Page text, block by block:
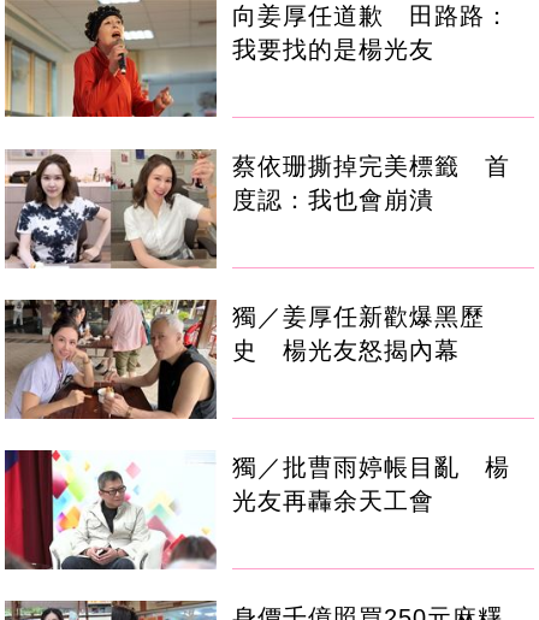
向姜厚任道歉 田路路：
我要找的是楊光友
蔡依珊撕掉完美標籤 首
度認：我也會崩潰
獨／姜厚任新歡爆黑歷
史 楊光友怒揭內幕
獨／批曹雨婷帳目亂 楊
光友再轟余天工會